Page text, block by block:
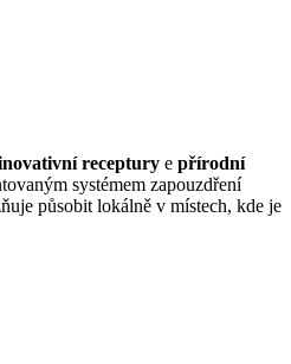
receptury e přírodní
systémem zapouzdření
působit lokálně v místech, kde je